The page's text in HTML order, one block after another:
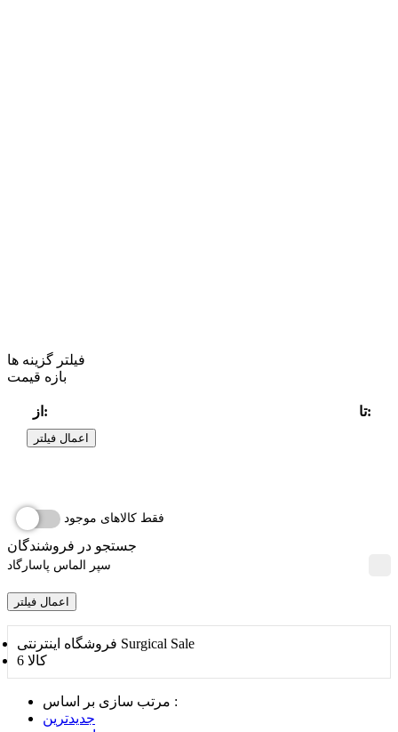
فیلتر گزینه ها
بازه قیمت
تا: از:
اعمال فیلتر
فقط کالاهای موجود
جستجو در فروشندگان
سپر الماس پاسارگاد
اعمال فیلتر
فروشگاه اینترنتی Surgical Sale
6 کالا
مرتب سازی بر اساس :
جدیدترین